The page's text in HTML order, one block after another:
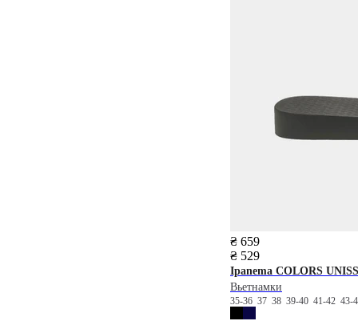
₴ 659
₴ 529
Ipanema COLORS
Вьетнамки
35-36 37 38 39-40 41-42 43-